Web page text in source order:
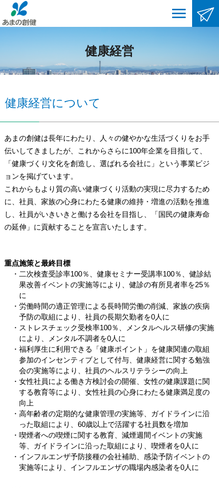
健康経営
健康経営について
あまの創健は長年にわたり、人々の健やかな生活づくりをお手
伝いしてきましたが、これからさらに100年企業を目指して、
「健康づくり文化を創造し、選ばれる会社に」という事業ビジ
ョンを掲げています。
これからもより質の高い健康づくり活動の実現に尽力するため
に、社員、家族の心身にわたる健康の維持・増進の活動を推進
し、社員がいきいきと働ける会社を目指し、「国民の健康寿命
の延伸」に貢献することを宣言いたします。
重点施策と最終目標
二次検査受診率100％、健康セミナー受講率100％、健診結
果改善イベントの実施等により、健診の有所見者率を25％
に
労働時間の適正管理による長時間労働の削減、家族の疾病
予防の取組により、社員の長期欠勤者を0人に
ストレスチェック受検率100％、メンタルヘルス研修の実施
により、メンタル不調者を0人に
福利厚生に利用できる「健康ポイント」を健康関連の取組
参加のインセンティブとして付与、健康経営に関する勉強
会の実施等により、社員のヘルスリテラシーの向上
女性社員による働き方検討会の開催、女性の健康課題に関
する教育等により、女性社員の心身にわたる健康満足度の
向上
高年齢者の定期的な健康管理の実施等、ガイドラインに沿
った取組により、60歳以上で活躍する社員数を増加
喫煙者への喫煙に関する教育、減煙週間イベントの実施
等、ガイドラインに沿った取組により、喫煙者を0人に
インフルエンザ予防接種の会社補助、感染予防イベントの
実施等により、インフルエンザの職場内感染者を0人に